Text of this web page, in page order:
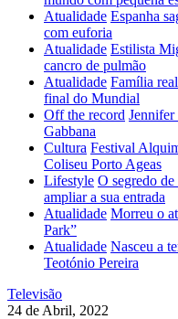
Atualidade Espanha
com euforia
Atualidade Estilista
cancro de pulmão
Atualidade Família
final do Mundial
Off the record
Gabbana
Cultura Festival
Coliseu Porto Ageas
Lifestyle O segredo
ampliar a sua entrada
Atualidade Morreu o
Park”
Atualidade Nasceu a
Teotónio Pereira
Televisão
24 de Abril, 2022